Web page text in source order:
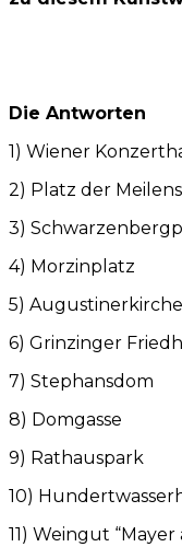
Die Antworten
1) Wiener
2) Platz der
3)
4) Morzinplatz
5)
6) Grinzinger
7) Stephansdom
8) Domgasse
9) Rathauspark
10)
11) Weingut